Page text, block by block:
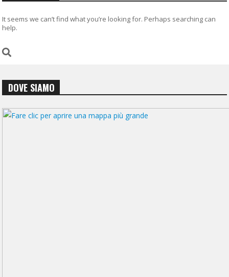
It seems we can’t find what you’re looking for. Perhaps searching can
help.
DOVE SIAMO